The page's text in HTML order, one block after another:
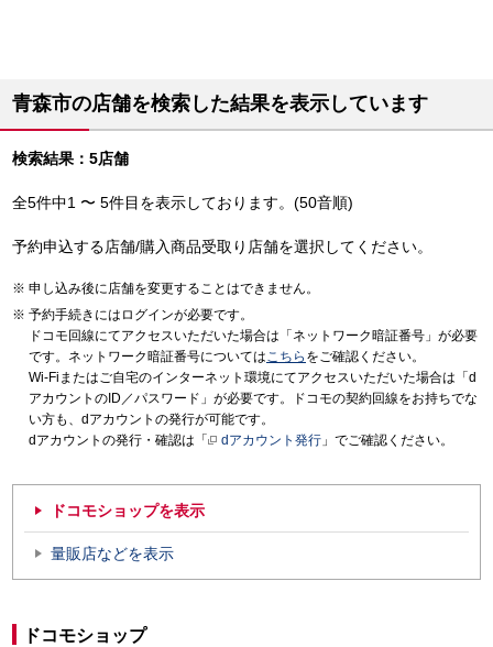
青森市の店舗を検索した結果を表示しています
検索結果：5店舗
全5件中1 〜 5件目を表示しております。(50音順)
予約申込する店舗/購入商品受取り店舗を選択してください。
申し込み後に店舗を変更することはできません。
予約手続きにはログインが必要です。
ドコモ回線にてアクセスいただいた場合は「ネットワーク暗証番号」が必要
です。ネットワーク暗証番号についてはこちら をご確認ください。
Wi-Fiまたはご自宅のインターネット環境にてアクセスいただいた場合は「d
アカウントのID／パスワード」が必要です。ドコモの契約回線をお持ちでな
い方も、dアカウントの発行が可能です。
dアカウントの発行・確認は「
dアカウント発行 」でご確認ください。
ドコモショップを表示
量販店などを表示
ドコモショップ